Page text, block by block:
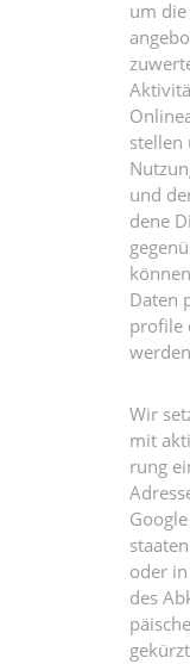
um
stel­len
und
de­ne
Daten
pro­fi­le
Wir
mit
rung
oder
des